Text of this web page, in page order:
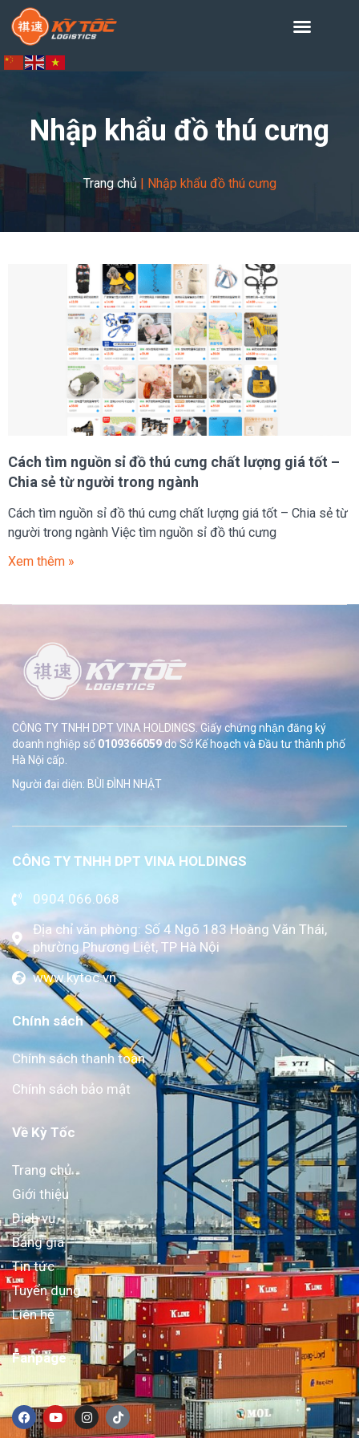
Nhập khẩu đồ thú cưng
Trang chủ | Nhập khẩu đồ thú cưng
Cách tìm nguồn sỉ đồ thú cưng chất lượng giá tốt –
Chia sẻ từ người trong ngành
Cách tìm nguồn sỉ đồ thú cưng chất lượng giá tốt – Chia sẻ từ
người trong ngành Việc tìm nguồn sỉ đồ thú cưng
Xem thêm »
CÔNG TY TNHH DPT VINA HOLDINGS. Giấy chứng nhận đăng ký
doanh nghiệp số 0109366059do SởKế hoạch và Đầu tư thành phố
Hà Nội cấp.
Người đại diện: BÙI ĐÌNH NHẬT
CÔNG TY TNHH DPT VINA HOLDINGS
0904.066.068
Địa chỉ văn phòng: Số 4 Ngõ 183 Hoàng Văn Thái,
phường Phương Liệt, TP Hà Nội
www.kytoc.vn
Chính sách
Chính sách thanh toán
Chính sách bảo mật
Về Kỳ Tốc
Trang chủ
Giới thiệu
Dịch vụ
Bảng giá
Tin tức
Tuyển dụng
Liên hệ
Fanpage